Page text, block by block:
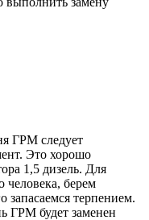
ГРМ следует
Это хорошо
1,5 дизель. Для
человека, берем
запасаемся терпением.
ГРМ будет заменен